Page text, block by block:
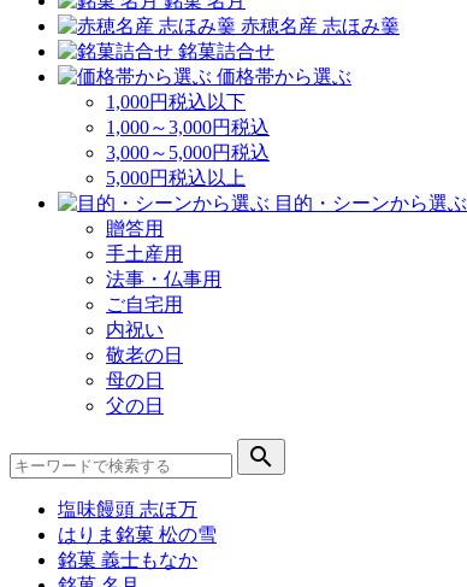
赤穂名産 志ほみ羹
銘菓詰合せ
価格帯から選ぶ
1,000円税込以下
1,000～3,000円税込
3,000～5,000円税込
5,000円税込以上
目的・シーンから選ぶ
贈答用
手土産用
法事・仏事用
ご自宅用
内祝い
敬老の日
母の日
父の日
search
塩味饅頭 志ほ万
はりま銘菓 松の雪
銘菓 義士もなか